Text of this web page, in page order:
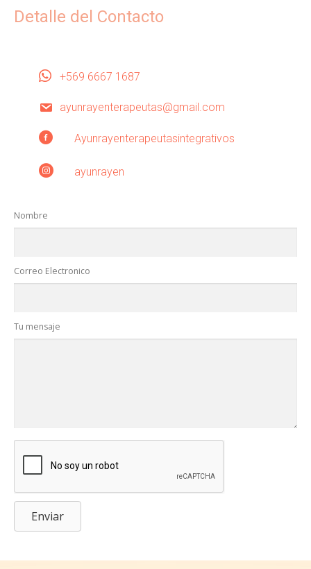
Detalle del Contacto
+569 6667 1687
ayunrayenterapeutas@gmail.com
Ayunrayenterapeutasintegrativos
ayunrayen
Nombre
Correo Electronico
Tu mensaje
Enviar